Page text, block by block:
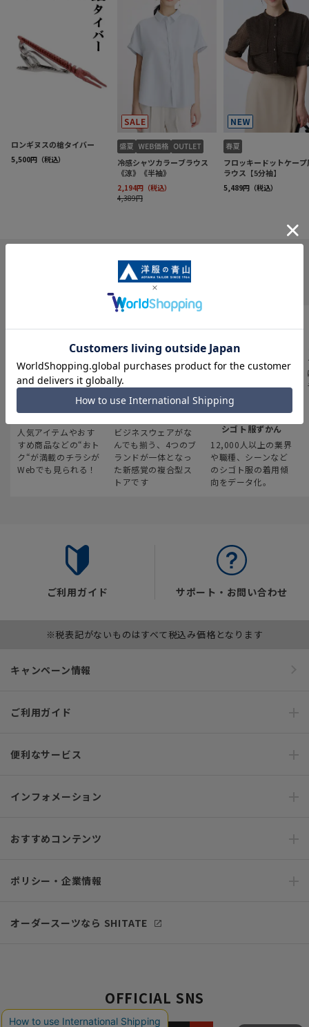
INFORMATION
最新のお買い得情報
人気アイテムやおす
すめ商品などの“おト
ク“が満載のチラシが
Webでも見られる！
スーツスクエア
ビジネスウェアがな
んでも揃う、4つのブ
ランドが一体となっ
た新感覚の複合型ス
トアです
みんなの
シゴト服ずかん
12,000人以上の業界
や職種、シーンなど
のシゴト服の着用傾
向をデータ化。
ご利用ガイド サポート・お問い合わせ
※税表記がないものはすべて税込み価格となります
キャンペーン情報
ご利用ガイド
便利なサービス
インフォメーション
おすすめコンテンツ
ポリシー・企業情報
オーダースーツなら SHITATE
OFFICIAL SNS